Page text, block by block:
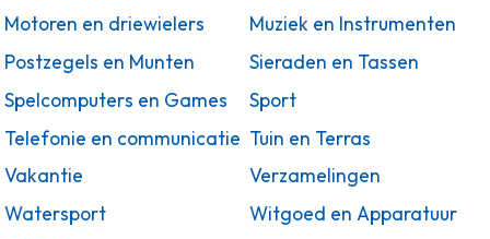
Motoren en driewielers
Muziek en Instrumenten
Postzegels en Munten
Sieraden en Tassen
Spelcomputers en Games
Sport
Telefonie en communicatie Tuin en Terras
Vakantie
Verzamelingen
Watersport
Witgoed en Apparatuur